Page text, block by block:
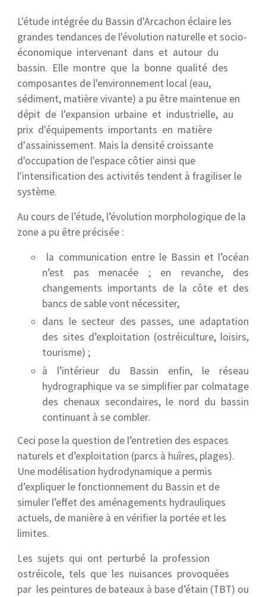
L'étude intégrée du Bassin d'Arcachon éclaire les
grandes tendances de l'évolution naturelle et socio-
économique intervenant dans et autour du
bassin. Elle montre que la bonne qualité des
composantes de l'environnement local (eau,
sédiment, matière vivante) a pu être maintenue en
dépit de l'expansion urbaine et industrielle, au
prix d'équipements importants en matière
d'assainissement. Mais la densité croissante
d'occupation de l'espace côtier ainsi que
l'intensification des activités tendent à fragiliser le
système.
Au cours de l’étude, l’évolution morphologique de la
zone a pu être précisée :
la communication entre le Bassin et l’océan
n’est pas menacée ; en revanche, des
changements importants de la côte et des
bancs de sable vont nécessiter,
dans le secteur des passes, une adaptation
des sites d’exploitation (ostréiculture, loisirs,
tourisme) ;
à l’intérieur du Bassin enfin, le réseau
hydrographique va se simplifier par colmatage
des chenaux secondaires, le nord du bassin
continuant à se combler.
Ceci pose la question de l’entretien des espaces
naturels et d’exploitation (parcs à huîres, plages).
Une modélisation hydrodynamique a permis
d’expliquer le fonctionnement du Bassin et de
simuler l’effet des aménagements hydrauliques
actuels, de manière à en vérifier la portée et les
limites.
Les sujets qui ont perturbé la profession
ostréicole, tels que les nuisances provoquées
par les peintures de bateaux à base d’étain (TBT) ou